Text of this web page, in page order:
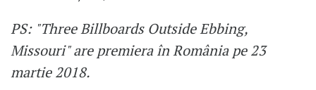
PS: "Three Billboards Outside Ebbing,
Missouri" are premiera în România pe 23
martie 2018.